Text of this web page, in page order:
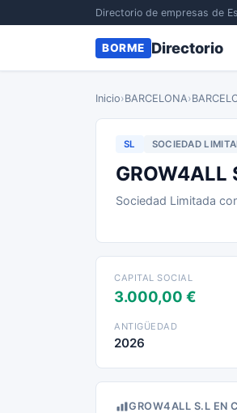
Directorio de empresas de
BORME Directorio
Inicio›BARCELONA›
SL SOCIEDAD
GROW4ALL
Sociedad Limitada
CAPITAL SOCIAL
3.000,00 €
ANTIGÜEDAD
2026
GROW4ALL S.L EN